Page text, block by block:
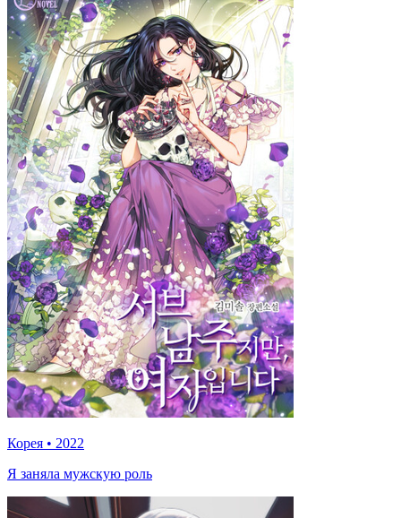
Корея • 2022
Я заняла мужскую роль